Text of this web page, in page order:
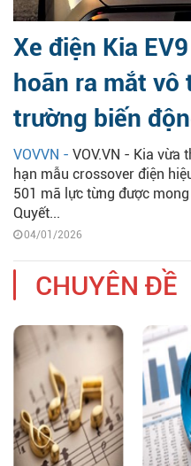
Xe điện Kia
hoãn ra mắt
trường biến
VOVVN - VOV.VN - Kia vừa
hạn mẫu crossover điện
501 mã lực từng được
Quyết...
04/01/2026
CHUYÊN ĐỀ